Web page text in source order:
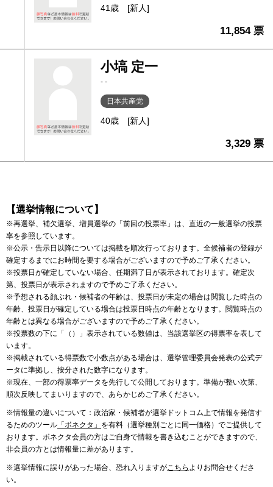
41歳 [新人]
11,854 票
小塙 定一
- -
日本共産党
40歳 [新人]
3,329 票
【選挙情報について】
※再選挙、補欠選挙、増員選挙の「前回の投票率」は、直近の一般選挙の投票
率を参照しています。
※公示・告示日以降については掲載を順次行っております。全候補者の登録が
確定するまでにお時間を要する場合がございますので予めご了承ください。
※投票日が確定していない場合、任期満了日が表示されております。確定次
第、投票日が表示されますので予めご了承ください。
※予想される顔ぶれ・候補者の年齢は、投票日が未定の場合は閲覧した時点の
年齢、投票日が確定している場合は投票日時点の年齢となります。閲覧時点の
年齢とは異なる場合がございますので予めご了承ください。
※投票数の下に「（）」表示されている数値は、当該選挙区の得票率を表して
います。
※掲載されている得票数で小数点がある場合は、選挙管理委員会発表の公式デ
ータに準拠し、按分された数字になります。
※現在、一部の得票率データを先行して公開しております。準備が整い次第、
順次反映してまいりますので、あらかじめご了承ください。
※情報量の違いについて：政治家・候補者が選挙ドットコム上で情報を発信す
るためのツール 「ボネクタ」 を有料（選挙種別ごとに同一価格）でご提供して
おります。ボネクタ会員の方はご自身で情報を書き込むことができますので、
非会員の方とは情報量に差があります。
※選挙情報に誤りがあった場合、恐れ入りますがこちら よりお問合せくださ
い。